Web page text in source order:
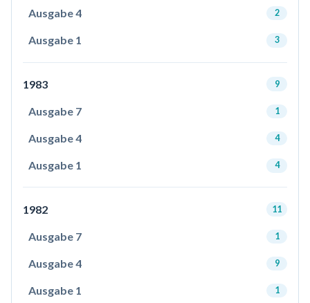
Ausgabe 4 2
Ausgabe 1 3
1983 9
Ausgabe 7 1
Ausgabe 4 4
Ausgabe 1 4
1982 11
Ausgabe 7 1
Ausgabe 4 9
Ausgabe 1 1